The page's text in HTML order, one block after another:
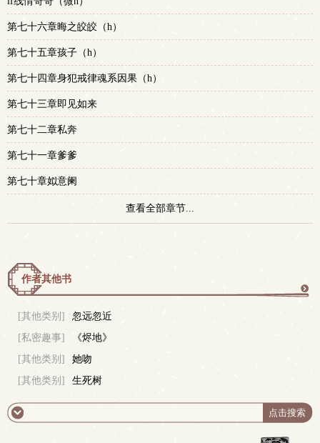
第七十六章晦之皎皎（h）
第七十五章孩子（h）
第七十四章身犯戒律魂系因果（h）
第七十三章即见如来
第七十二章私奔
第七十一章爹爹
第七十章姒意阑
查看全部章节...
作者其他书
[其他类别]
忽远忽近
[私密趣事]
《烬地》
[其他类别]
她吻
[其他类别]
生死树